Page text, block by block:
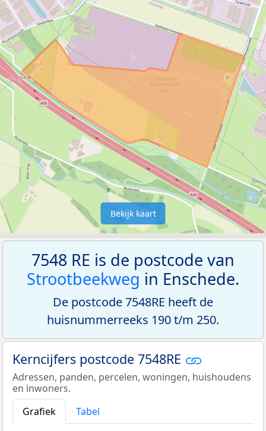
Bekijk kaart
7548 RE is de postcode van
Strootbeekweg in Enschede.
De postcode 7548RE heeft de
huisnummerreeks 190 t/m 250.
Kerncijfers postcode 7548RE
Adressen, panden, percelen, woningen, huishoudens
en inwoners.
Grafiek
Tabel